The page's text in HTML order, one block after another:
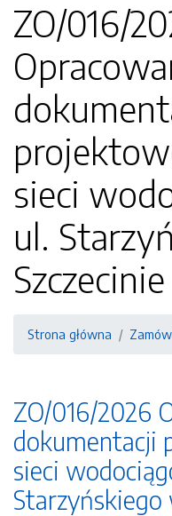
ZO/016/
sieci
ul.
Szczecinie
Strona główna
ZO/016/2026
dokumentacji
sieci
Starzyńskiego